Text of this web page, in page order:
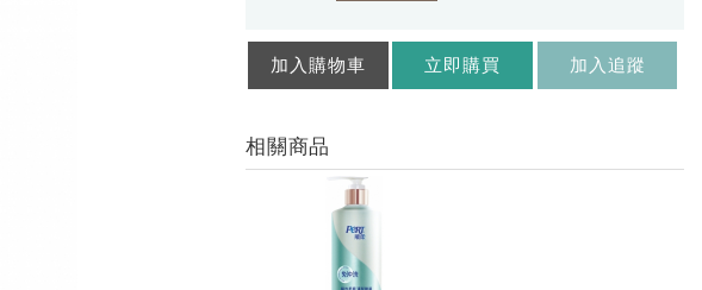
加入購物車 立即購買 加入追蹤
相關商品